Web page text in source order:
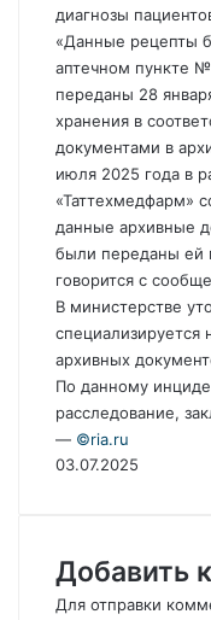
диагнозы
«Данные рецепты
аптечном пункте
переданы 28
хранения в
документами в
июля 2025 года в
«Таттехмедфарм»
данные архивные
были переданы ей
говорится с
В министерстве
специализируется
архивных
По данному
расследование,
— ©riа.ru
03.07.2025
Добавить
Для отправки